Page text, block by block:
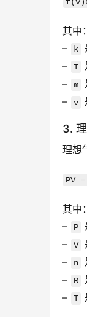
其中：
–
k
–
T
–
m
–
v
3.
理想
PV
其中：
–
P
–
V
–
n
–
R
–
T